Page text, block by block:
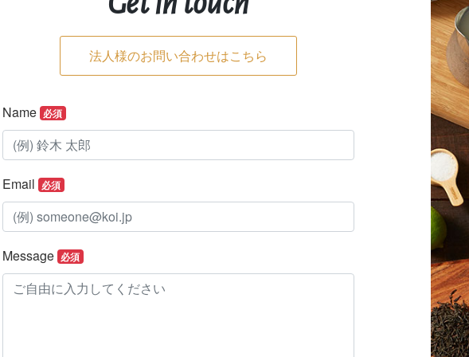
法人様のお問い合わせはこちら
Name 必須
Email 必須
Message 必須